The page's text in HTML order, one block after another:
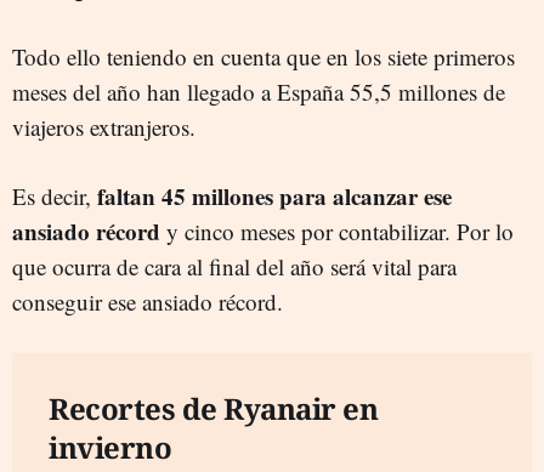
Todo ello teniendo en cuenta que en los siete primeros
meses del año han llegado a España 55,5 millones de
viajeros extranjeros.
Es decir, faltan 45 millones para alcanzar ese
ansiado récord y cinco meses por contabilizar. Por lo
que ocurra de cara al final del año será vital para
conseguir ese ansiado récord.
Recortes de Ryanair en
invierno